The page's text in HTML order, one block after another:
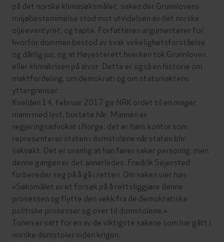
på det norske klimasøksmålet, saken der Grunnlovens
miljøbestemmelse stod mot utvidelsen av det norske
oljeeventyret, og tapte. Forfatteren argumenterer for
hvorfor dommen bestod av svak virkelighetsforståelse
og dårlig jus, og at Høyesterett hverken tok Grunnloven
eller klimakrisen på alvor. Dette er også en historie om
maktfordeling, om demokrati og om statsmaktens
yttergrenser.
Kvelden 14. februar 2017 gir NRK ordet til en mager
mann med lyst, bustete hår. Mannen er
regjeringsadvokat i Norge; det er hans kontor som
representerer staten i domstolene når staten blir
saksøkt. Det er uvanlig at han fører saker personlig, men
denne gangen er det annerledes. Fredrik Sejersted
forbereder seg på å gå i retten. Om saken sier han:
«Søksmålet er et forsøk på å rettsliggjøre denne
prosessen og flytte den vekk fra de demokratiske
politiske prosesser og over til domstolene.»
Tonen er satt for en av de viktigste sakene som har gått i
norske domstoler siden krigen.